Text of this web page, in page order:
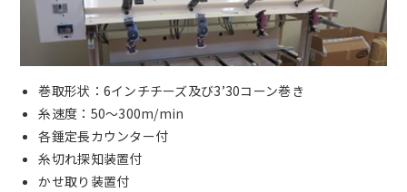
巻取形状：6インチチーズ及び3’30コーン巻き
糸速度：50～300m/min
各錘定長カウンター付
糸切れ探知装置付
かせ取り装置付